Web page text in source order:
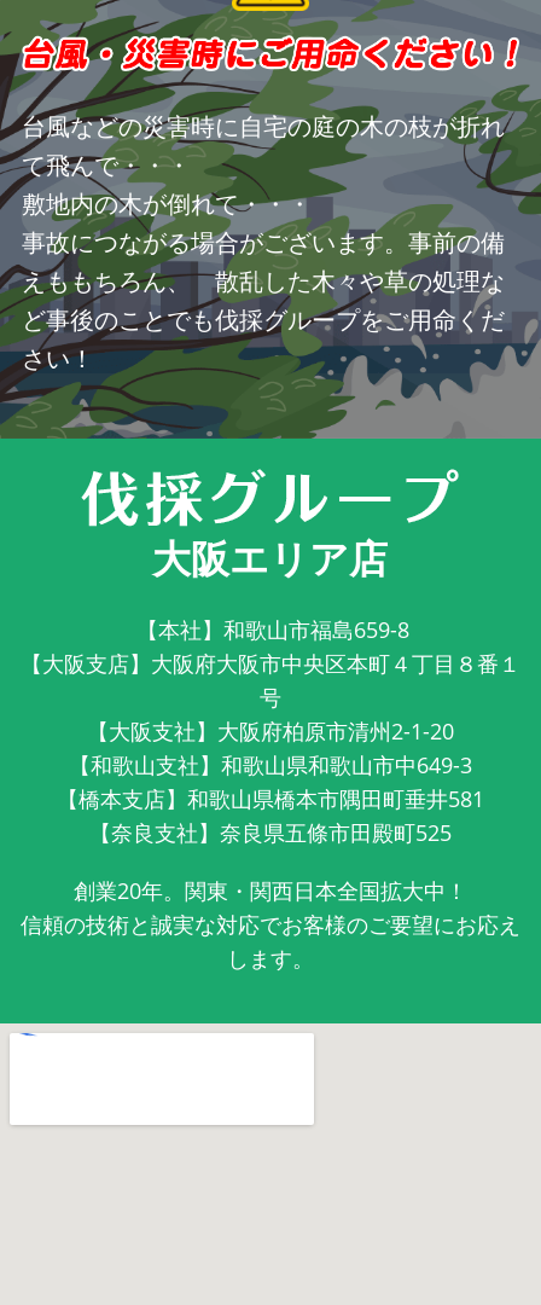
台風などの災害時に自宅の庭の木の枝が折れ
て飛んで・・・
敷地内の木が倒れて・・・
事故につながる場合がございます。事前の備
えももちろん、 散乱した木々や草の処理な
ど事後のことでも伐採グループをご用命くだ
さい！
大阪エリア店
【本社】和歌山市福島659-8
【大阪支店】大阪府大阪市中央区本町４丁目８番１
号
【大阪支社】大阪府柏原市清州2-1-20
【和歌山支社】和歌山県和歌山市中649-3
【橋本支店】和歌山県橋本市隅田町垂井581
【奈良支社】奈良県五條市田殿町525
創業20年。関東・関西日本全国拡大中！
信頼の技術と誠実な対応でお客様のご要望にお応え
します。